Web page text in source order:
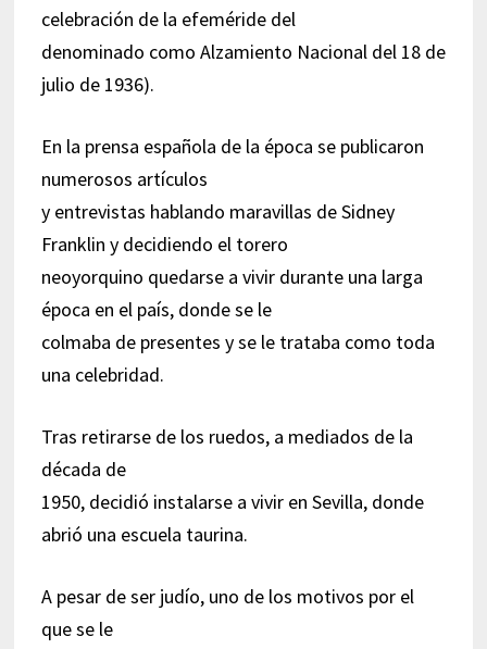
celebración de la efeméride del
denominado como Alzamiento Nacional del 18 de
julio de 1936).
En la prensa española de la época se publicaron
numerosos artículos
y entrevistas hablando maravillas de Sidney
Franklin y decidiendo el torero
neoyorquino quedarse a vivir durante una larga
época en el país, donde se le
colmaba de presentes y se le trataba como toda
una celebridad.
Tras retirarse de los ruedos, a mediados de la
década de
1950, decidió instalarse a vivir en Sevilla, donde
abrió una escuela taurina.
A pesar de ser judío, uno de los motivos por el
que se le